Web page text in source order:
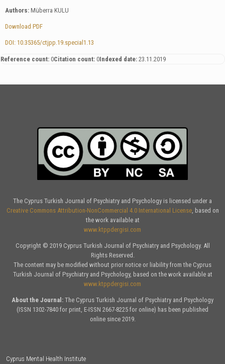
Authors: Müberra KULU
Download PDF
DOI: 10.35365/ctjpp.19.special1.13
Reference count: 0Citation count: 0Indexed date: 23.11.2019
The Cyprus Turkish Journal of Psychiatry and Psychology is licensed under a
Creative Commons Attribution-NonCommercial 4.0 International License, based on
the work available at
www.ktppdergisi.com
Copyright © 2019 Cyprus Turkish Journal of Psychiatry and Psychology. All
Rights Reserved.
The content may be modified without prior notice or liability from the Cyprus
Turkish Journal of Psychiatry and Psychology, based on the work available at
www.ktppdergisi.com
About the Journal: The Cyprus Turkish Journal of Psychiatry and Psychology
(ISSN 1302-7840 for print, E-ISSN 2667-8225 for online) has been published
online since 2019.
Cyprus Mental Health Institute